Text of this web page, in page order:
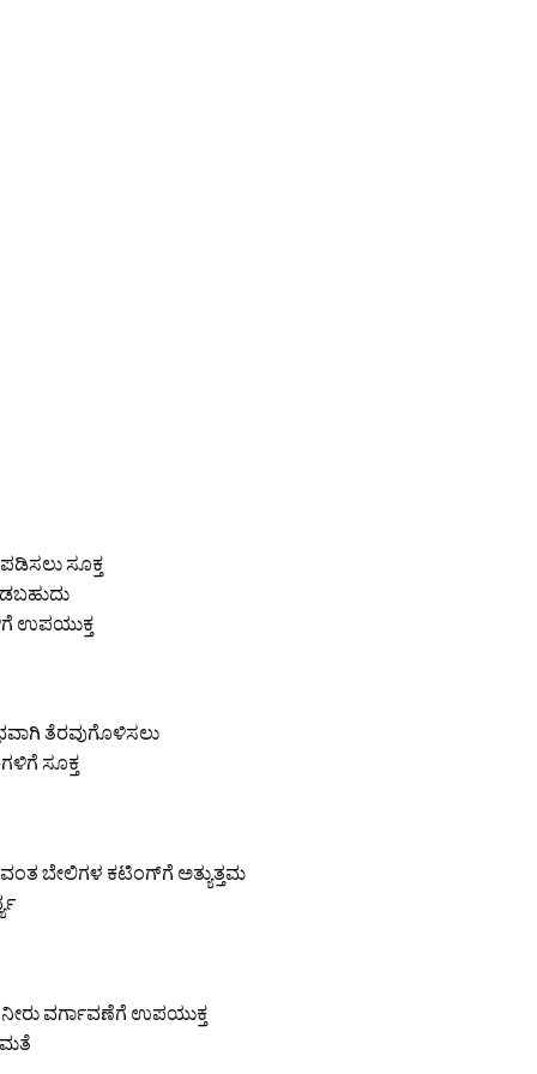
ಸೂಕ್ತ
ಉಪಯುಕ್ತ
ತೆರವುಗೊಳಿಸಲು
ಸೂಕ್ತ
ಬೇಲಿಗಳ ಕಟಿಂಗ್‌ಗೆ ಅತ್ಯುತ್ತಮ
ವರ್ಗಾವಣೆಗೆ ಉಪಯುಕ್ತ